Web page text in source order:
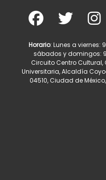
Horario: Lunes a viernes:
sábados y domingos: 9
Circuito Centro Cultural,
Universitaria, Alcaldía
04510, Ciudad de